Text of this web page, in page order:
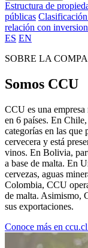
Estructura de
públicas
relación con
ES EN
SOBRE LA
Somos CCU
CCU es una
en 6 países. En
categorías en las que
cervecera y está
vinos. En Bolivia,
a base de malta. En
cervezas, aguas
Colombia, CCU
de malta. Asimismo,
sus exportaciones.
Conoce más en ccu.cl